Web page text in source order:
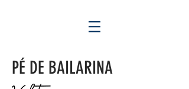
PÉ DE BAILARINA